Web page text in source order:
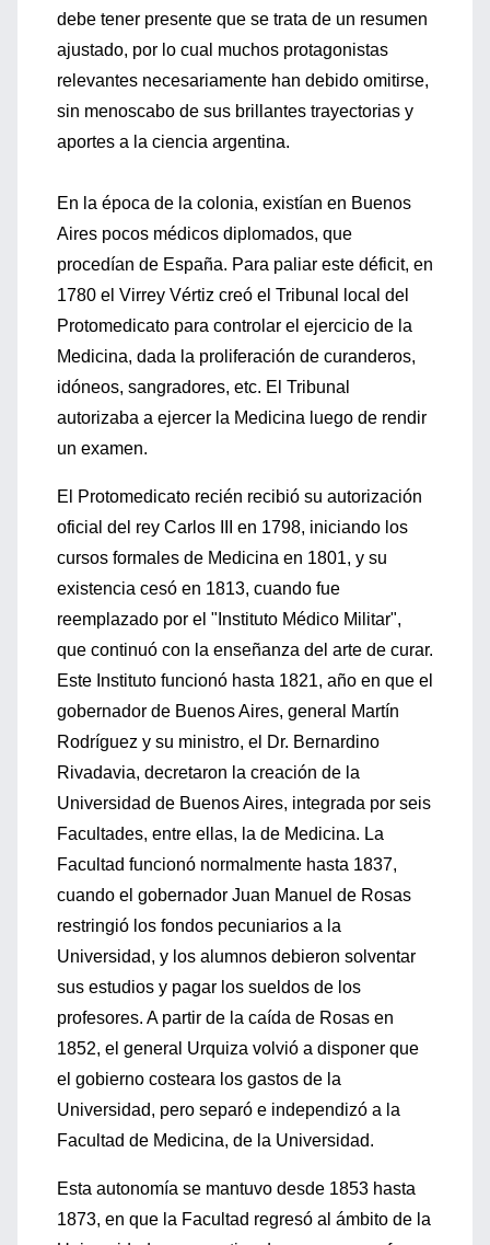
debe tener presente que se trata de un resumen
ajustado, por lo cual muchos protagonistas
relevantes necesariamente han debido omitirse,
sin menoscabo de sus brillantes trayectorias y
aportes a la ciencia argentina.
En la época de la colonia, existían en Buenos
Aires pocos médicos diplomados, que
procedían de España. Para paliar este déficit, en
1780 el Virrey Vértiz creó el Tribunal local del
Protomedicato para controlar el ejercicio de la
Medicina, dada la proliferación de curanderos,
idóneos, sangradores, etc. El Tribunal
autorizaba a ejercer la Medicina luego de rendir
un examen.
El Protomedicato recién recibió su autorización
oficial del rey Carlos III en 1798, iniciando los
cursos formales de Medicina en 1801, y su
existencia cesó en 1813, cuando fue
reemplazado por el "Instituto Médico Militar",
que continuó con la enseñanza del arte de curar.
Este Instituto funcionó hasta 1821, año en que el
gobernador de Buenos Aires, general Martín
Rodríguez y su ministro, el Dr. Bernardino
Rivadavia, decretaron la creación de la
Universidad de Buenos Aires, integrada por seis
Facultades, entre ellas, la de Medicina. La
Facultad funcionó normalmente hasta 1837,
cuando el gobernador Juan Manuel de Rosas
restringió los fondos pecuniarios a la
Universidad, y los alumnos debieron solventar
sus estudios y pagar los sueldos de los
profesores. A partir de la caída de Rosas en
1852, el general Urquiza volvió a disponer que
el gobierno costeara los gastos de la
Universidad, pero separó e independizó a la
Facultad de Medicina, de la Universidad.
Esta autonomía se mantuvo desde 1853 hasta
1873, en que la Facultad regresó al ámbito de la